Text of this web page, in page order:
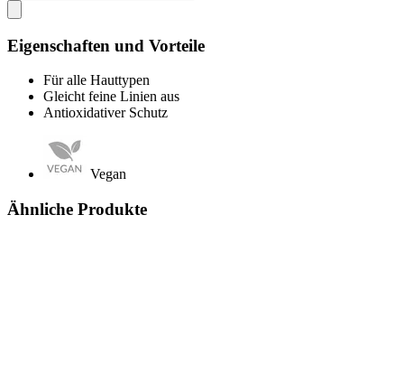
Eigenschaften und Vorteile
Für alle Hauttypen
Gleicht feine Linien aus
Antioxidativer Schutz
Vegan
Ähnliche Produkte